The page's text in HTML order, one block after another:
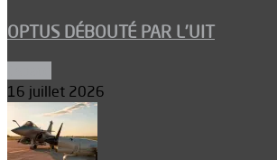
OPTUS DÉBOUTÉ PAR L’UIT
16 juillet 2026